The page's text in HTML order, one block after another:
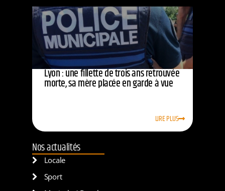
Lyon : une fillette de trois ans retrouvée
morte, sa mère placée en garde à vue
LIRE PLUS
Nos actualités
Locale
Sport